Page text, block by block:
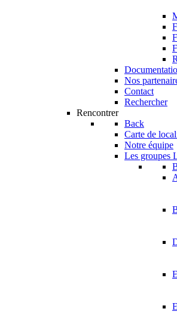
Nos
Contact
Rechercher
Rencontrer
Back
Carte de
Notre équipe
Les groupes